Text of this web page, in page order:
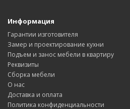
Информация
Гарантии изготовителя
Замер и проектирование кухни
Подъем и занос мебели в квартиру
Реквизиты
Сборка мебели
О нас
Доставка и оплата
Политика конфиденциальности